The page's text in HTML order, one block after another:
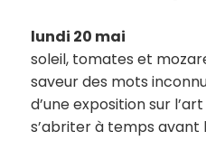
lundi 20 mai
soleil, tomates et
saveur des mots
d’une exposition sur
s’abriter à temps avant